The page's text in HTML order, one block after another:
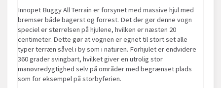
Innopet Buggy All Terrain er forsynet med massive hjul med
bremser både bagerst og forrest. Det der gør denne vogn
speciel er størrelsen på hjulene, hvilken er næsten 20
centimeter. Dette gør at vognen er egnet til stort set alle
typer terræn såvel i by som i naturen. Forhjulet er endvidere
360 grader svingbart, hvilket giver en utrolig stor
manøvredygtighed selv på områder med begrænset plads
som for eksempel på storbyferien.